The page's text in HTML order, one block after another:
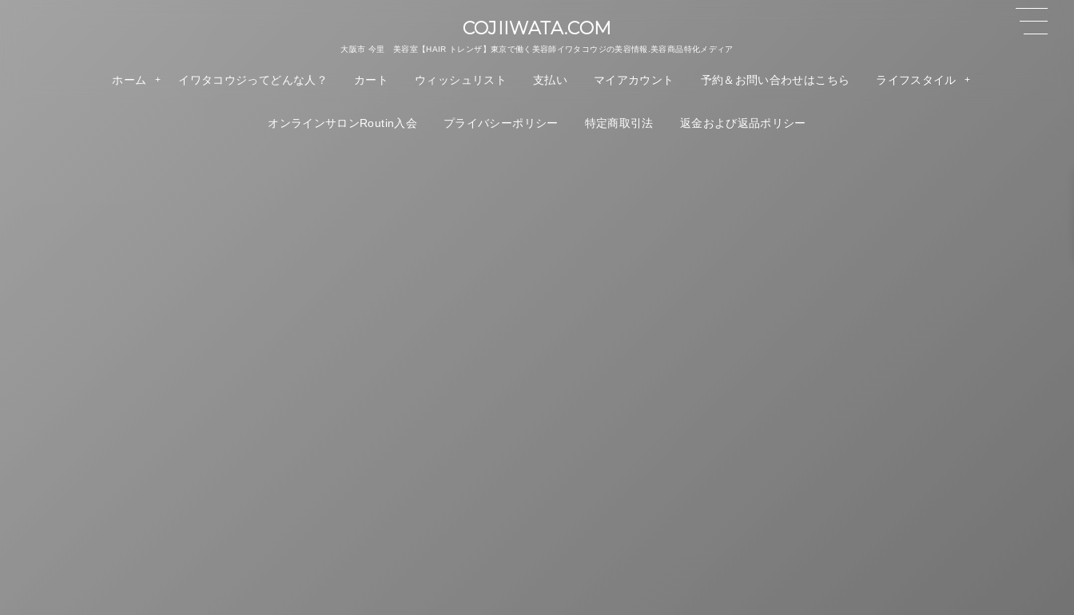
COJIIWATA.COM
大阪市 今里 美容室【HAIR トレンザ】東京で働く美容師イワタコウジの美容情報.美容商品特化メディア
ホーム イワタコウジってどんな人？ カート ウィッシュリスト 支払い マイアカウント 予約＆お問い合わせはこちら ライフスタイル
オンラインサロンRoutin入会 プライバシーポリシー 特定商取引法 返金および返品ポリシー